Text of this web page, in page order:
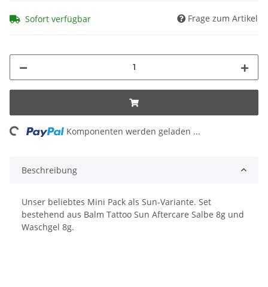
Sofort verfügbar Frage zum Artikel
Komponenten werden geladen ...
Beschreibung
Unser beliebtes Mini Pack als Sun-Variante. Set
bestehend aus Balm Tattoo Sun Aftercare Salbe 8g und
Waschgel 8g.